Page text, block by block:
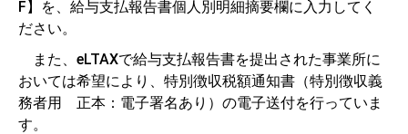
F】を、給与支払報告書個人別明細摘要欄に入力してく
ださい。
また、eLTAXで給与支払報告書を提出された事業所に
おいては希望により、特別徴収税額通知書（特別徴収義
務者用 正本：電子署名あり）の電子送付を行っていま
す。